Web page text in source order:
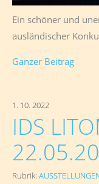
Ein schöner und
ausländischer
Ganzer Beitrag
1. 10. 2022
IDS
Rubrik: